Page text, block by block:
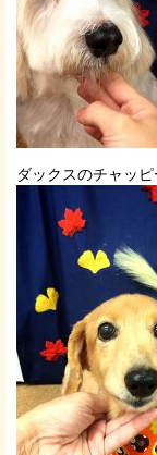
ダックスのチャッ